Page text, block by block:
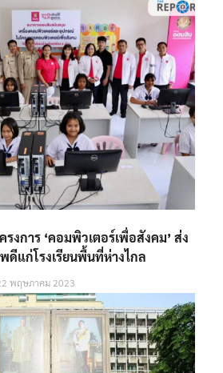
งการ ‘คอมพิวเตอร์เพื่อสังคม’ ส่ง
แก่โรงเรียนพื้นที่ห่างไกล
พฤษภาคม 2023